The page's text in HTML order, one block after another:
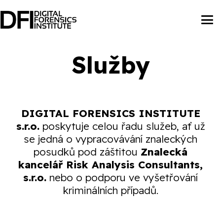
Služby
DIGITAL FORENSICS INSTITUTE
s.r.o.poskytuje celou řadu služeb, ať už
se jedná o vypracovávání znaleckých
posudků pod záštitou Znalecká
kancelář Risk Analysis Consultants,
s.r.o. nebo o podporu ve vyšetřování
kriminálních případů.